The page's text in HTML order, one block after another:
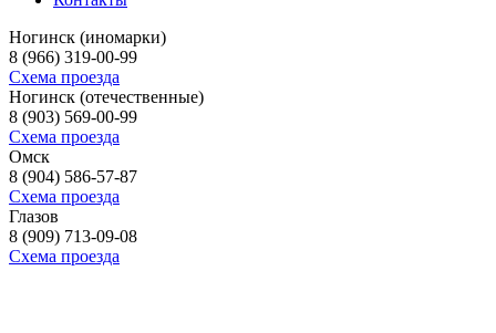
Ногинск (иномарки)
8 (966) 319-00-99
Схема проезда
Ногинск (отечественные)
8 (903) 569-00-99
Схема проезда
Омск
8 (904) 586-57-87
Схема проезда
Глазов
8 (909) 713-09-08
Схема проезда